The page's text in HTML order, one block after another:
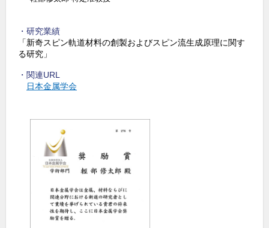
・研究業績
「新奇スピン軌道材料の創製およびスピン流生成原理に関す
る研究」
・関連URL
日本金属学会